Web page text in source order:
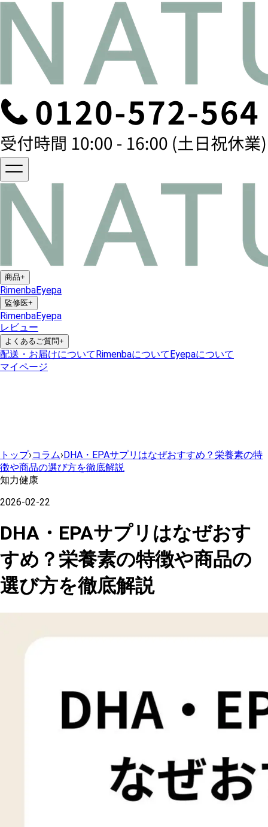
商品+
RimenbaEyepa
監修医+
RimenbaEyepa
レビュー
よくあるご質問+
配送・お届けについてRimenbaについてEyepaについて
マイページ
トップ›コラム›DHA・EPAサプリはなぜおすすめ？栄養素の特
徴や商品の選び方を徹底解説
知力健康
2026-02-22
DHA・EPAサプリはなぜおす
すめ？栄養素の特徴や商品の
選び方を徹底解説